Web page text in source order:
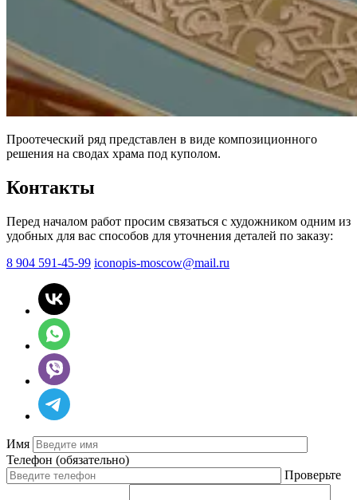
Проотеческий ряд представлен в виде композиционного
решения на сводах храма под куполом.
Контакты
Перед началом работ просим связаться с художником одним из
удобных для вас способов для уточнения деталей по заказу:
8 904 591-45-99 iconopis-moscow@mail.ru
Имя
Телефон (обязательно)
Проверьте